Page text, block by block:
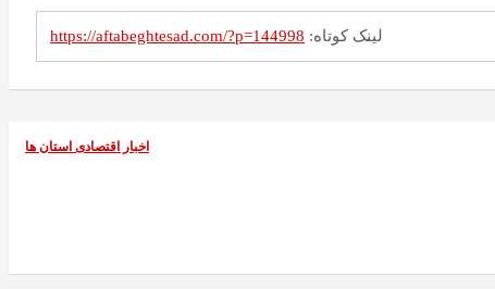
لینک کوتاه: https://aftabeghtesad.com/?p=144998
اخبار اقتصادی استان ها